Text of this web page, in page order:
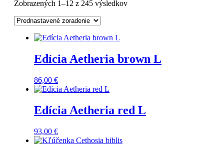
Zobrazených 1–12 z 245 výsledkov
Edícia Aetheria brown L
86,00 €
Edícia Aetheria red L
93,00 €